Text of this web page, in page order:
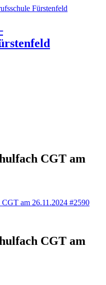
CGT am
am 26.11.2024 #2590
CGT am